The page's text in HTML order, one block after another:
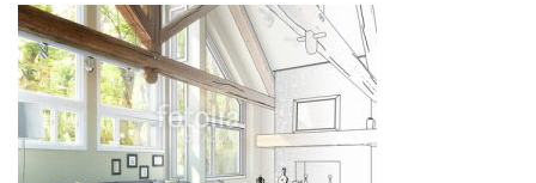
KONTAKT